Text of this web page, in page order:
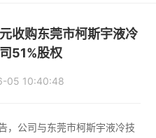
收购东莞市柯斯宇液冷
51%股权
05 10:40:48
，公司与东莞市柯斯宇液冷技